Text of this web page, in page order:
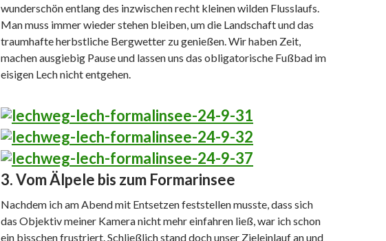
wunderschön entlang des inzwischen recht kleinen wilden Flusslaufs.
Man muss immer wieder stehen bleiben, um die Landschaft und das
traumhafte herbstliche Bergwetter zu genießen. Wir haben Zeit,
machen ausgiebig Pause und lassen uns das obligatorische Fußbad im
eisigen Lech nicht entgehen.
3. Vom Älpele bis zum Formarinsee
Nachdem ich am Abend mit Entsetzen feststellen musste, dass sich
das Objektiv meiner Kamera nicht mehr einfahren ließ, war ich schon
ein bisschen frustriert. Schließlich stand doch unser Zieleinlauf an und